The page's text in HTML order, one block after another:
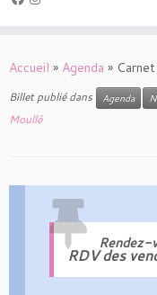
auAccueil » Agenda »
Billet publié dans Agenda
Moullé
Rendez-
RDV des